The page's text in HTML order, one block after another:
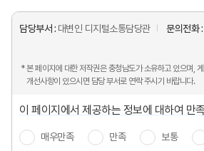
담당부서 : 대변인 디지털소통담당관 문의전화 :
* 본 페이지에 대한 저작권은 충청남도가 소유하고 있으며,
개선사항이 있으시면 담당 부서로 연락 주시기 바랍니다.
이 페이지에서 제공하는 정보에 대하여 만
매우만족 만족 보통